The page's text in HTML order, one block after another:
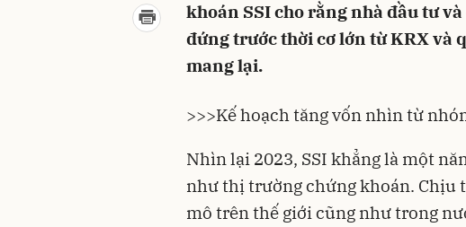
khoán SSI cho rằng nhà đầu tư
đứng trước thời cơ lớn từ KRX và
mang lại.
>>>Kế hoạch tăng vốn nhìn từ
Nhìn lại 2023, SSI khẳng là một
như thị trường chứng khoán. Chịu
mô trên thế giới cũng như trong